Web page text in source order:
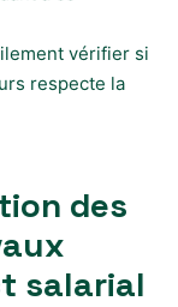
vérifier si
respecte la
des
salarial